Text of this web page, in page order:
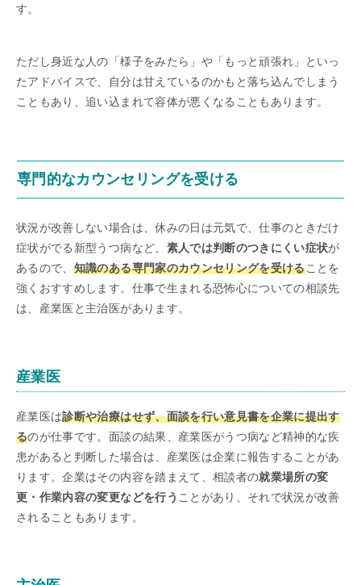
す。
ただし身近な人の「様子をみたら」や「もっと頑張れ」といっ
たアドバイスで、自分は甘えているのかもと落ち込んでしまう
こともあり、追い込まれて容体が悪くなることもあります。
専門的なカウンセリングを受ける
状況が改善しない場合は、休みの日は元気で、仕事のときだけ
症状がでる新型うつ病など、 素人では判断のつきにくい症状が
あるので、 知識のある専門家のカウンセリングを受けることを
強くおすすめします。仕事で生まれる恐怖心についての相談先
は、産業医と主治医があります。
産業医
産業医は診断や治療はせず、面談を行い意見書を企業に提出す
るのが仕事です。面談の結果、産業医がうつ病など精神的な疾
患があると判断した場合は、産業医は企業に報告することがあ
ります。企業はその内容を踏まえて、相談者の就業場所の変
更・作業内容の変更などを行う ことがあり、それで状況が改善
されることもあります。